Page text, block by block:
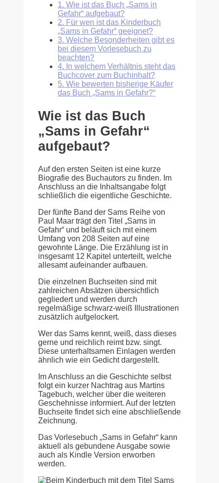
1. Wie ist das Buch „Sams in
Gefahr“ aufgebaut?
2. Für wen ist das Kinderbuch
„Sams in Gefahr“ geeignet?
3. Welche Besonderheiten gibt es
bei diesem Vorlesebuch zu
beachten?
4. In welchem Verhältnis steht das
Buchcover zum Buchinhalt?
5. Wie bewerten bisherige Käufer
das Buch „Sams in Gefahr?“
Wie ist das Buch
„Sams in Gefahr“
aufgebaut?
Auf den ersten Seiten ist eine kurze
Biografie des Buchautors zu finden. Im
Anschluss an die Inhaltsangabe folgt
schließlich die eigentliche Geschichte.
Der fünfte Band der Sams Reihe von
Paul Maar trägt den Titel „Sams in
Gefahr“ und beläuft sich mit einem
Umfang von 208 Seiten auf eine
gewohnte Länge. Die Erzählung ist in
insgesamt 12 Kapitel unterteilt, welche
allesamt aufeinander aufbauen.
Die einzelnen Buchseiten sind mit
zahlreichen Absätzen übersichtlich
gegliedert und werden durch
regelmäßige schwarz-weiß Illustrationen
zusätzlich aufgelockert.
Wer das Sams kennt, weiß, dass dieses
gerne und reichlich reimt bzw. singt.
Diese unterhaltsamen Einlagen werden
ähnlich wie ein Gedicht dargestellt.
Im Anschluss an die Geschichte selbst
folgt ein kurzer Nachtrag aus Martins
Tagebuch, welcher über die weiteren
Geschehnisse informiert. Auf der letzten
Buchseite findet sich eine abschließende
Zeichnung.
Das Vorlesebuch „Sams in Gefahr“ kann
aktuell als gebundene Ausgabe sowie
auch als Kindle Version erworben
werden.